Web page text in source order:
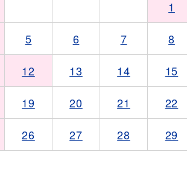
1
5 6 7 8
12 13 14 15
19 20 21 22
26 27 28 29